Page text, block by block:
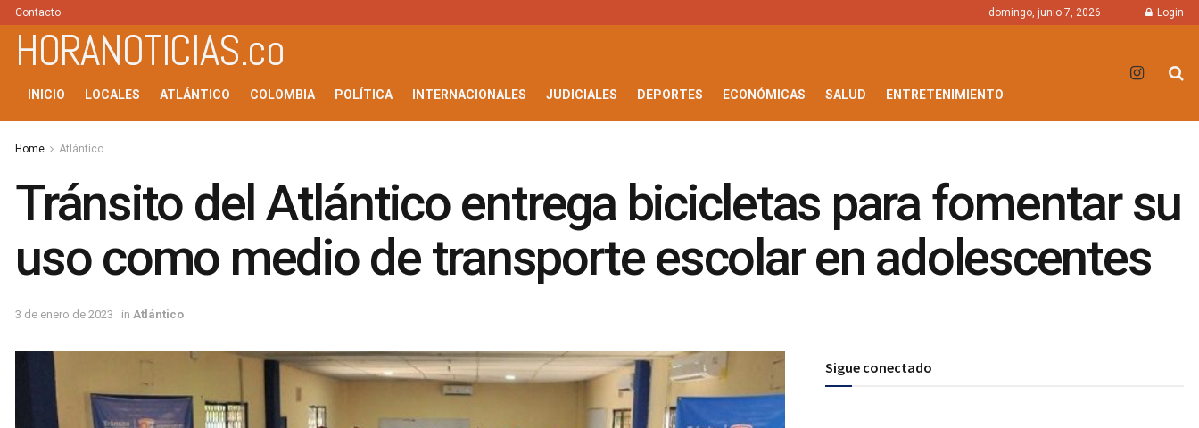
Contacto domingo, junio 7, 2026 Login
HORANOTICIAS.co
INICIO LOCALES ATLÁNTICO COLOMBIA POLÍTICA INTERNACIONALES JUDICIALES DEPORTES ECONÓMICAS SALUD ENTRETENIMIENTO
Home Atlántico
Tránsito del Atlántico entrega bicicletas para fomentar su
uso como medio de transporte escolar en adolescentes
3 de enero de 2023 in Atlántico
Sigue conectado